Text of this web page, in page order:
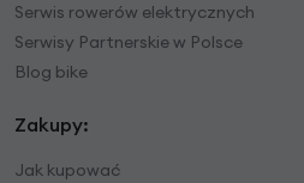
Serwis rowerów elektrycznych
Serwisy Partnerskie w Polsce
Blog bike
Zakupy:
Jak kupować